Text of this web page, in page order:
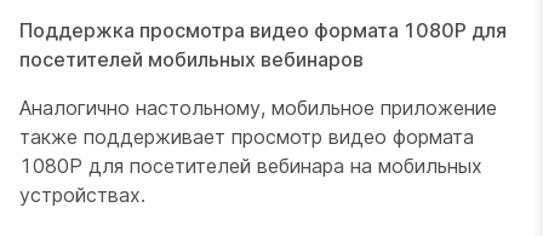
Поддержка просмотра видео формата 1080P для
посетителей мобильных вебинаров
Аналогично настольному, мобильное приложение
также поддерживает просмотр видео формата
1080P для посетителей вебинара на мобильных
устройствах.